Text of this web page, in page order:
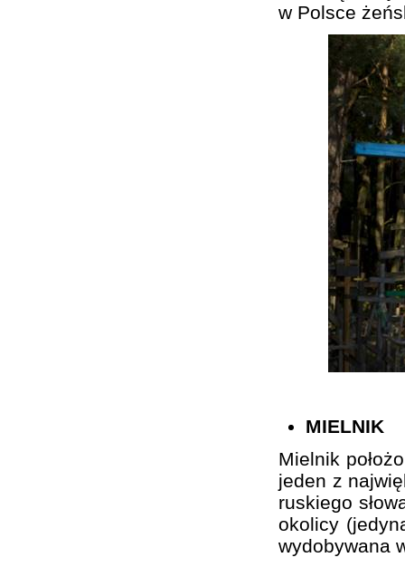
w Polsce
MIELNIK
Mielnik
jeden z
ruskiego
okolicy
wydobywana